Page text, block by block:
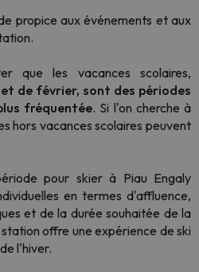
propice aux événements et aux
que les vacances scolaires,
de février, sont des périodes
fréquentée. Si l'on cherche à
hors vacances scolaires peuvent
pour skier à Piau Engaly
en termes d'affluence,
et de la durée souhaitée de la
offre une expérience de ski
l'hiver.